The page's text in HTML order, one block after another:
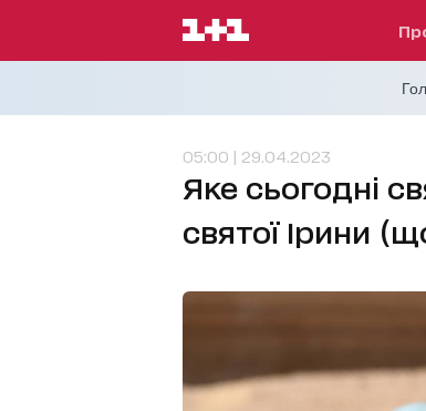
05:00 | 29.04.2023
Яке сьогодні
святої Ірини